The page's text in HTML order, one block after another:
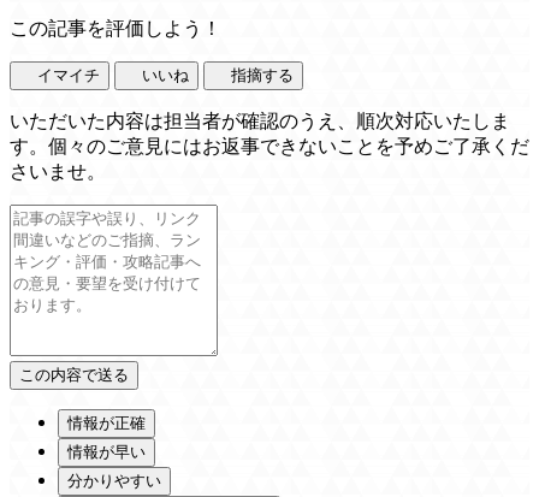
この記事を評価しよう！
イマイチ いいね 指摘する
いただいた内容は担当者が確認のうえ、順次対応いたしま
す。個々のご意見にはお返事できないことを予めご了承くだ
さいませ。
情報が正確
情報が早い
分かりやすい